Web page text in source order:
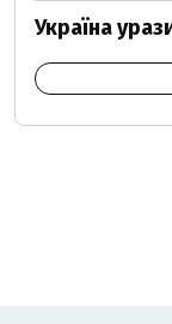
Україна